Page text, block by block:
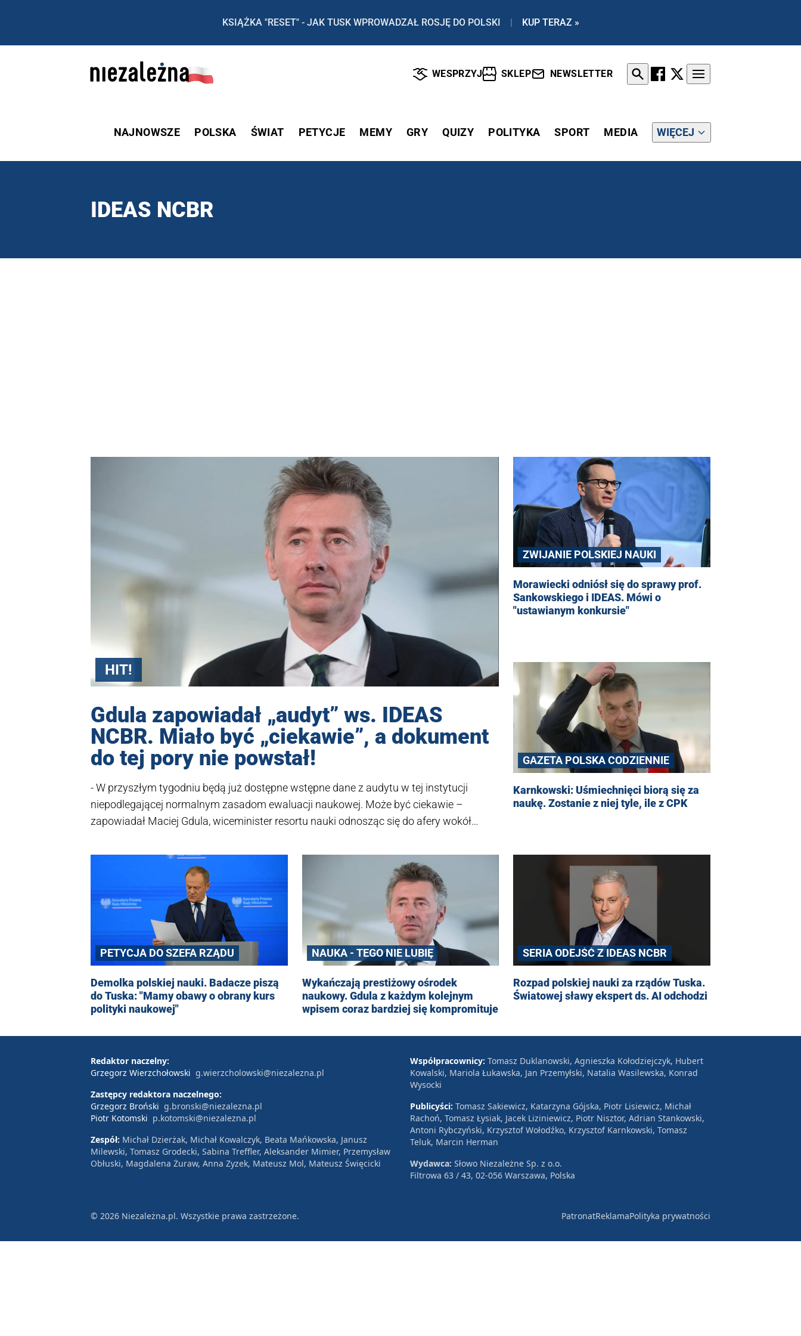
KSIĄŻKA "RESET" - JAK TUSK WPROWADZAŁ ROSJĘ DO POLSKI | KUP TERAZ »
WESPRZYJ SKLEP NEWSLETTER
NAJNOWSZE POLSKA ŚWIAT PETYCJE MEMY GRY QUIZY POLITYKA SPORT MEDIA WIĘCEJ
IDEAS NCBR
HIT!
Gdula zapowiadał „audyt” ws. IDEAS
NCBR. Miało być „ciekawie”, a dokument
do tej pory nie powstał!
- W przyszłym tygodniu będą już dostępne wstępne dane z audytu w tej instytucji
niepodlegającej normalnym zasadom ewaluacji naukowej. Może być ciekawie –
zapowiadał Maciej Gdula, wiceminister resortu nauki odnosząc się do afery wokół
oświadczenia resortu wynika, że żadnego audytu nie przeprowadzono.
ZWIJANIE POLSKIEJ NAUKI
Morawiecki odniósł się do sprawy prof.
Sankowskiego i IDEAS. Mówi o
"ustawianym konkursie"
GAZETA POLSKA CODZIENNIE
Karnkowski: Uśmiechnięci biorą się za
naukę. Zostanie z niej tyle, ile z CPK
PETYCJA DO SZEFA RZĄDU
Demolka polskiej nauki. Badacze piszą
do Tuska: "Mamy obawy o obrany kurs
polityki naukowej"
NAUKA - TEGO NIE LUBIĘ
Wykańczają prestiżowy ośrodek
naukowy. Gdula z każdym kolejnym
wpisem coraz bardziej się kompromituje
SERIA ODEJŚĆ Z IDEAS NCBR
Rozpad polskiej nauki za rządów Tuska.
Światowej sławy ekspert ds. AI odchodzi
Redaktor naczelny:
Grzegorz Wierzchołowski g.wierzcholowski@niezalezna.pl
Zastępcy redaktora naczelnego:
Grzegorz Broński g.bronski@niezalezna.pl
Piotr Kotomski p.kotomski@niezalezna.pl
Zespół: Michał Dzierżak, Michał Kowalczyk, Beata Mańkowska, Janusz
Milewski, Tomasz Grodecki, Sabina Treffler, Aleksander Mimier, Przemysław
Obłuski, Magdalena Żuraw, Anna Zyzek, Mateusz Mol, Mateusz Święcicki
Współpracownicy: Tomasz Duklanowski, Agnieszka Kołodziejczyk, Hubert
Kowalski, Mariola Łukawska, Jan Przemyłski, Natalia Wasilewska, Konrad
Wysocki
Publicyści: Tomasz Sakiewicz, Katarzyna Gójska, Piotr Lisiewicz, Michał
Rachoń, Tomasz Łysiak, Jacek Liziniewicz, Piotr Nisztor, Adrian Stankowski,
Antoni Rybczyński, Krzysztof Wołodźko, Krzysztof Karnkowski, Tomasz
Teluk, Marcin Herman
Wydawca: Słowo Niezależne Sp. z o.o.
Filtrowa 63 / 43, 02-056 Warszawa, Polska
© 2026 Niezależna.pl. Wszystkie prawa zastrzeżone. PatronatReklamaPolityka prywatności